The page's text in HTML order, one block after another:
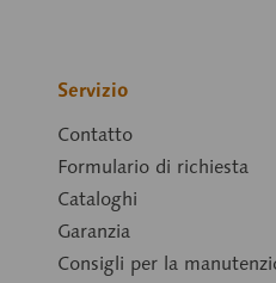
Servizio
Contatto
Formulario di richiesta
Cataloghi
Garanzia
Consigli per la